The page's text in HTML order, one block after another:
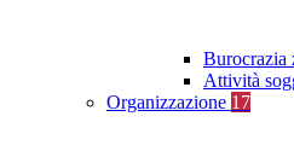
Burocrazia
Attività
Organizzazione 17